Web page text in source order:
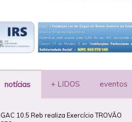
notícias + LIDOS eventos
GAC 10.5 Reb realiza Exercício TROVÃO